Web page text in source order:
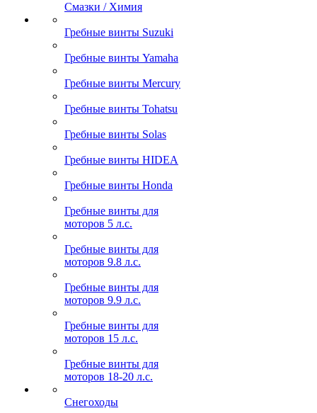
Смазки / Химия
Гребные винты Suzuki
Гребные винты Yamaha
Гребные винты Mercury
Гребные винты Tohatsu
Гребные винты Solas
Гребные винты HIDEA
Гребные винты Honda
Гребные винты для
моторов 5 л.с.
Гребные винты для
моторов 9.8 л.с.
Гребные винты для
моторов 9.9 л.с.
Гребные винты для
моторов 15 л.с.
Гребные винты для
моторов 18-20 л.с.
Снегоходы